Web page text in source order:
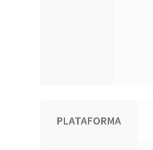
PLATAFORMA